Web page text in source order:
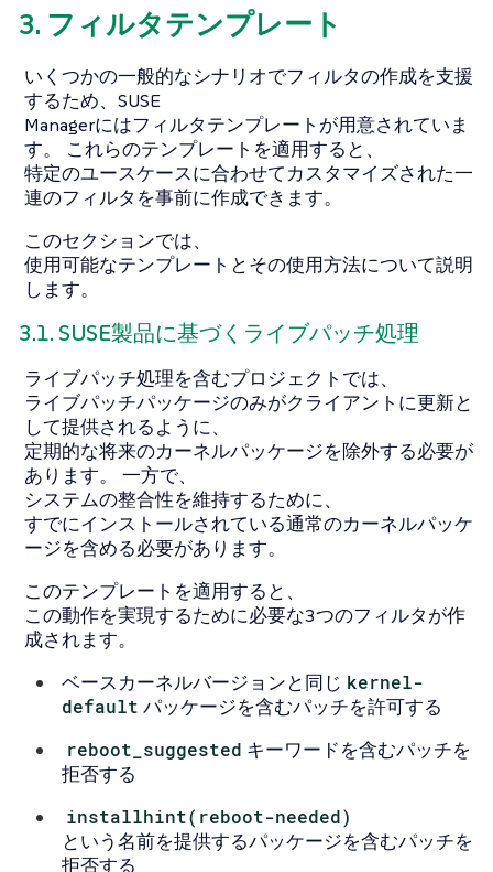
3. フィルタテンプレート
いくつかの一般的なシナリオでフィルタの作成を支援
するため、SUSE
Managerにはフィルタテンプレートが用意されていま
す。 これらのテンプレートを適用すると、
特定のユースケースに合わせてカスタマイズされた一
連のフィルタを事前に作成できます。
このセクションでは、
使用可能なテンプレートとその使用方法について説明
します。
3.1. SUSE製品に基づくライブパッチ処理
ライブパッチ処理を含むプロジェクトでは、
ライブパッチパッケージのみがクライアントに更新と
して提供されるように、
定期的な将来のカーネルパッケージを除外する必要が
あります。 一方で、
システムの整合性を維持するために、
すでにインストールされている通常のカーネルパッケ
ージを含める必要があります。
このテンプレートを適用すると、
この動作を実現するために必要な3つのフィルタが作
成されます。
ベースカーネルバージョンと同じ kernel-
default パッケージを含むパッチを許可する
reboot_suggested キーワードを含むパッチを
拒否する
installhint(reboot-needed)
という名前を提供するパッケージを含むパッチを
拒否する